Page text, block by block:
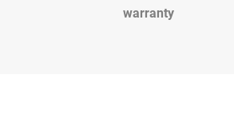
warranty